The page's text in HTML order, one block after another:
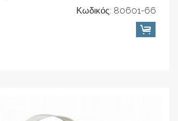
Κωδικός: 80601-66